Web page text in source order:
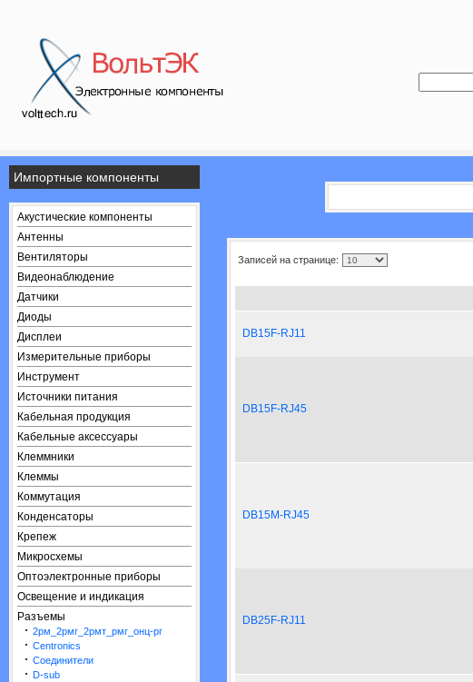
Импортные компоненты
Акустические компоненты
Антенны
Вентиляторы
Видеонаблюдение
Датчики
Диоды
Дисплеи
Измерительные приборы
Инструмент
Источники питания
Кабельная продукция
Кабельные аксессуары
Клеммники
Клеммы
Коммутация
Конденсаторы
Крепеж
Микросхемы
Оптоэлектронные приборы
Освещение и индикация
Разъемы
· 2рм_2рмг_2рмт_рмг_онц-рг
· Centronics
· Cоединители
· D-sub
Записей на странице:
DB15F-RJ11
DB15F-RJ45
DB15M-RJ45
DB25F-RJ11